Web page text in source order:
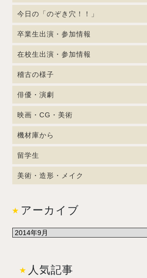
今日の「のぞき穴！！」
卒業生出演・参加情報
在校生出演・参加情報
稽古の様子
俳優・演劇
映画・CG・美術
機材庫から
留学生
美術・造形・メイク
アーカイブ
人気記事